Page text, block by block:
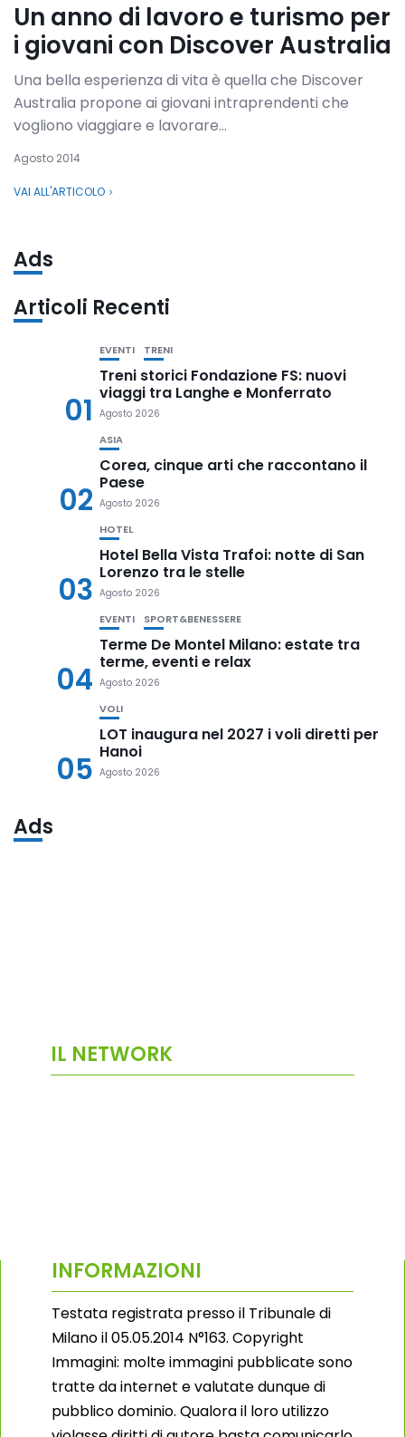
Un anno di lavoro e turismo per
i giovani con Discover Australia
Una bella esperienza di vita è quella che Discover
Australia propone ai giovani intraprendenti che
vogliono viaggiare e lavorare...
Agosto 2014
VAI ALL'ARTICOLO
Ads
Articoli Recenti
01
EVENTI TRENI
Treni storici Fondazione FS: nuovi
viaggi tra Langhe e Monferrato
Agosto 2026
02
ASIA
Corea, cinque arti che raccontano il
Paese
Agosto 2026
03
HOTEL
Hotel Bella Vista Trafoi: notte di San
Lorenzo tra le stelle
Agosto 2026
04
EVENTI SPORT&BENESSERE
Terme De Montel Milano: estate tra
terme, eventi e relax
Agosto 2026
05
VOLI
LOT inaugura nel 2027 i voli diretti per
Hanoi
Agosto 2026
Ads
IL NETWORK
INFORMAZIONI
Testata registrata presso il Tribunale di
Milano il 05.05.2014 N°163. Copyright
Immagini: molte immagini pubblicate sono
tratte da internet e valutate dunque di
pubblico dominio. Qualora il loro utilizzo